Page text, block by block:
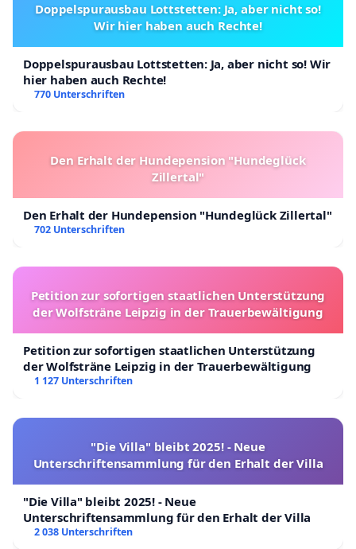
Doppelspurausbau Lottstetten: Ja, aber nicht so!
Wir hier haben auch Rechte!
Doppelspurausbau Lottstetten: Ja, aber nicht so! Wir
hier haben auch Rechte!
770 Unterschriften
Den Erhalt der Hundepension "Hundeglück
Zillertal"
Den Erhalt der Hundepension "Hundeglück Zillertal"
702 Unterschriften
Petition zur sofortigen staatlichen Unterstützung
der Wolfsträne Leipzig in der Trauerbewältigung
Petition zur sofortigen staatlichen Unterstützung
der Wolfsträne Leipzig in der Trauerbewältigung
1 127 Unterschriften
"Die Villa" bleibt 2025! - Neue
Unterschriftensammlung für den Erhalt der Villa
"Die Villa" bleibt 2025! - Neue
Unterschriftensammlung für den Erhalt der Villa
2 038 Unterschriften